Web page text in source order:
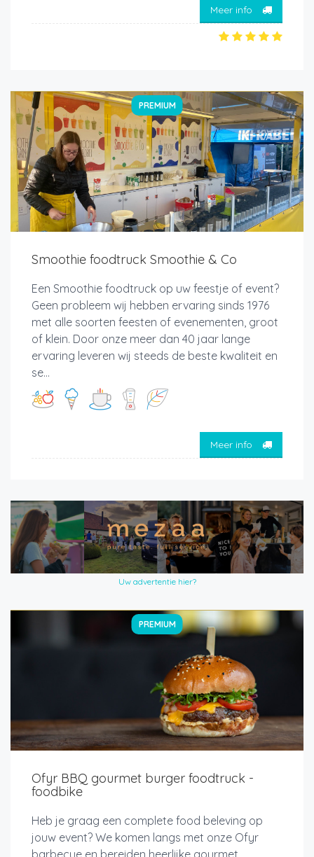
Meer info
PREMIUM
Smoothie foodtruck Smoothie & Co
Een Smoothie foodtruck op uw feestje of event?
Geen probleem wij hebben ervaring sinds 1976
met alle soorten feesten of evenementen, groot
of klein. Door onze meer dan 40 jaar lange
ervaring leveren wij steeds de beste kwaliteit en
se...
Meer info
Uw advertentie hier?
PREMIUM
Ofyr BBQ gourmet burger foodtruck -
foodbike
Heb je graag een complete food beleving op
jouw event? We komen langs met onze Ofyr